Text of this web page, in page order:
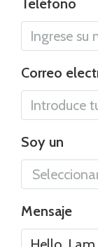
Teléfono
Correo
Soy un
Mensaje